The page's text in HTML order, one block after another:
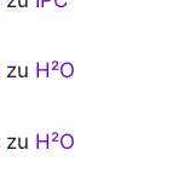
zu H²O
zu H²O